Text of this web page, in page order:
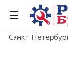
Санкт-